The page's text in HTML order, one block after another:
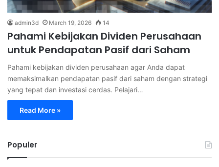
admin3d March 19, 2026 14
Pahami Kebijakan Dividen Perusahaan
untuk Pendapatan Pasif dari Saham
Pahami kebijakan dividen perusahaan agar Anda dapat
memaksimalkan pendapatan pasif dari saham dengan strategi
yang tepat dan investasi cerdas. Pelajari…
Read More »
Populer